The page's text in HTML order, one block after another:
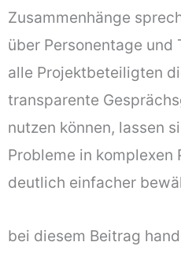
Zusammenhänge
über Personentage und
alle Projektbeteiligten
transparente
nutzen können, lassen
Probleme in komplexen
deutlich einfacher
bei diesem Beitrag